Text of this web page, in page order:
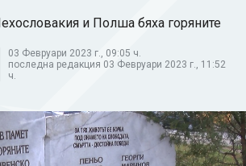
и Полша бяха горяните
03 Февруари 2023 г., 09:05 ч.
последна редакция 03 Февруари 2023 г., 11:52
ч.